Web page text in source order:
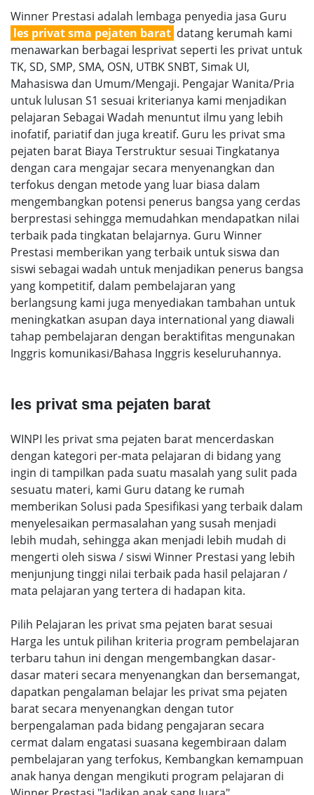
Winner Prestasi adalah lembaga penyedia jasa Guru
les privat sma pejaten barat datang kerumah kami
menawarkan berbagai lesprivat seperti les privat untuk
TK, SD, SMP, SMA, OSN, UTBK SNBT, Simak UI,
Mahasiswa dan Umum/Mengaji. Pengajar Wanita/Pria
untuk lulusan S1 sesuai kriterianya kami menjadikan
pelajaran Sebagai Wadah menuntut ilmu yang lebih
inofatif, pariatif dan juga kreatif. Guru les privat sma
pejaten barat Biaya Terstruktur sesuai Tingkatanya
dengan cara mengajar secara menyenangkan dan
terfokus dengan metode yang luar biasa dalam
mengembangkan potensi penerus bangsa yang cerdas
berprestasi sehingga memudahkan mendapatkan nilai
terbaik pada tingkatan belajarnya. Guru Winner
Prestasi memberikan yang terbaik untuk siswa dan
siswi sebagai wadah untuk menjadikan penerus bangsa
yang kompetitif, dalam pembelajaran yang
berlangsung kami juga menyediakan tambahan untuk
meningkatkan asupan daya international yang diawali
tahap pembelajaran dengan beraktifitas mengunakan
Inggris komunikasi/Bahasa Inggris keseluruhannya.
les privat sma pejaten barat
WINPI les privat sma pejaten barat mencerdaskan
dengan kategori per-mata pelajaran di bidang yang
ingin di tampilkan pada suatu masalah yang sulit pada
sesuatu materi, kami Guru datang ke rumah
memberikan Solusi pada Spesifikasi yang terbaik dalam
menyelesaikan permasalahan yang susah menjadi
lebih mudah, sehingga akan menjadi lebih mudah di
mengerti oleh siswa / siswi Winner Prestasi yang lebih
menjunjung tinggi nilai terbaik pada hasil pelajaran /
mata pelajaran yang tertera di hadapan kita.
Pilih Pelajaran les privat sma pejaten barat sesuai
Harga les untuk pilihan kriteria program pembelajaran
terbaru tahun ini dengan mengembangkan dasar-
dasar materi secara menyenangkan dan bersemangat,
dapatkan pengalaman belajar les privat sma pejaten
barat secara menyenangkan dengan tutor
berpengalaman pada bidang pengajaran secara
cermat dalam engatasi suasana kegembiraan dalam
pembelajaran yang terfokus, Kembangkan kemampuan
anak hanya dengan mengikuti program pelajaran di